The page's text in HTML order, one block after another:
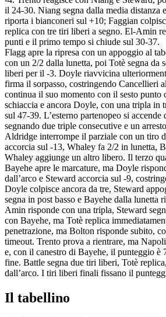
il 24-30. Niang segna dalla media distanza
riporta i bianconeri sul +10; Faggian
replica con tre tiri liberi a segno. El-Amin
punti e il primo tempo si chiude sul 30-37.
Flagg apre la ripresa con un appoggio al
con un 2/2 dalla lunetta, poi Totè segna da
liberi per il -3. Doyle riavvicina
firma il sorpasso, costringendo Cancellieri
continua il suo momento con il sesto punto
schiaccia e ancora Doyle, con una tripla in
sul 47-39. L’esterno partenopeo si
segnando due triple consecutive e un
Aldridge interrompe il parziale con un tiro
accorcia sul -13, Whaley fa 2/2 in lunetta,
Whaley aggiunge un altro libero. Il terzo
Bayehe apre le marcature, ma Doyle
dall’arco e Steward accorcia sul -9,
Doyle colpisce ancora da tre, Steward
segna in post basso e Bayehe dalla lunetta
Amin risponde con una tripla, Steward
con Bayehe, ma Totè replica
penetrazione, ma Bolton risponde subito,
timeout. Trento prova a rientrare, ma
e, con il canestro di Bayehe, il punteggio è
fine. Battle segna due tiri liberi, Totè
dall’arco. I tiri liberi finali fissano il
Il tabellino